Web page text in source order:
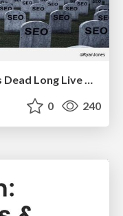
State of Search Keynote: SEO is Dead Long Live SEO
0 240